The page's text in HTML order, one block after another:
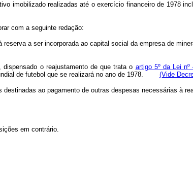
imobilizado realizadas até o exercício financeiro de 1978
com a seguinte redação:
a ser incorporada ao capital social da empresa de
o reajustamento de que trata o artigo 5º da Lei
de futebol que se realizará no ano de 1978. (Vide
ao pagamento de outras despesas necessárias à
em contrário.